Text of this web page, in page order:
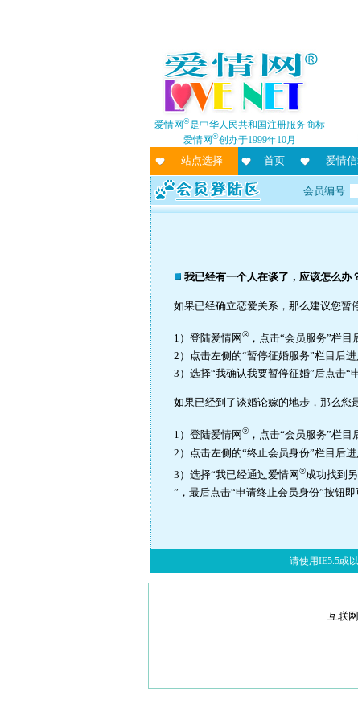
爱情网®是中华人民共和国注册服务商标
爱情网®创办于1999年10月
站点选择 首页 爱情
会员编号:
我已经有一个人在谈了，应该怎么办
如果已经确立恋爱关系，那么建议您暂
1）登陆爱情网® ，点击“会员服务”栏目
2）点击左侧的“暂停征婚服务”栏目后
3）选择“我确认我要暂停征婚”后点击“
如果已经到了谈婚论嫁的地步，那么您
1）登陆爱情网® ，点击“会员服务”栏目
2）点击左侧的“终止会员身份”栏目后
3）选择“我已经通过爱情网®成功找到
”，最后点击“申请终止会员身份”按钮即
请使用IE5.5或
互联